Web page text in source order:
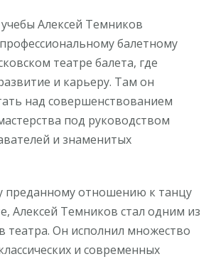
Алексей Темников
балетному
театре балета, где
и карьеру. Там он
над совершенствованием
под руководством
и знаменитых
преданному отношению к танцу
Алексей Темников стал одним из
театра. Он исполнил множество
и современных